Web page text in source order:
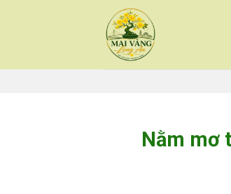
Nằm mơ